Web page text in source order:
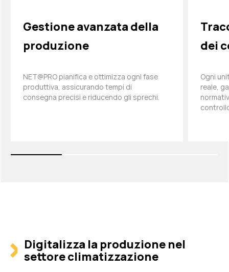
Gestione avanzata della
produzione
NET@PRO pianifica e ottimizza ogni fase
produttiva, assicurando tempi di
consegna precisi e riducendo gli sprechi.
dei
Ogni
reale,
Digitalizza la produzione nel
settore climatizzazione